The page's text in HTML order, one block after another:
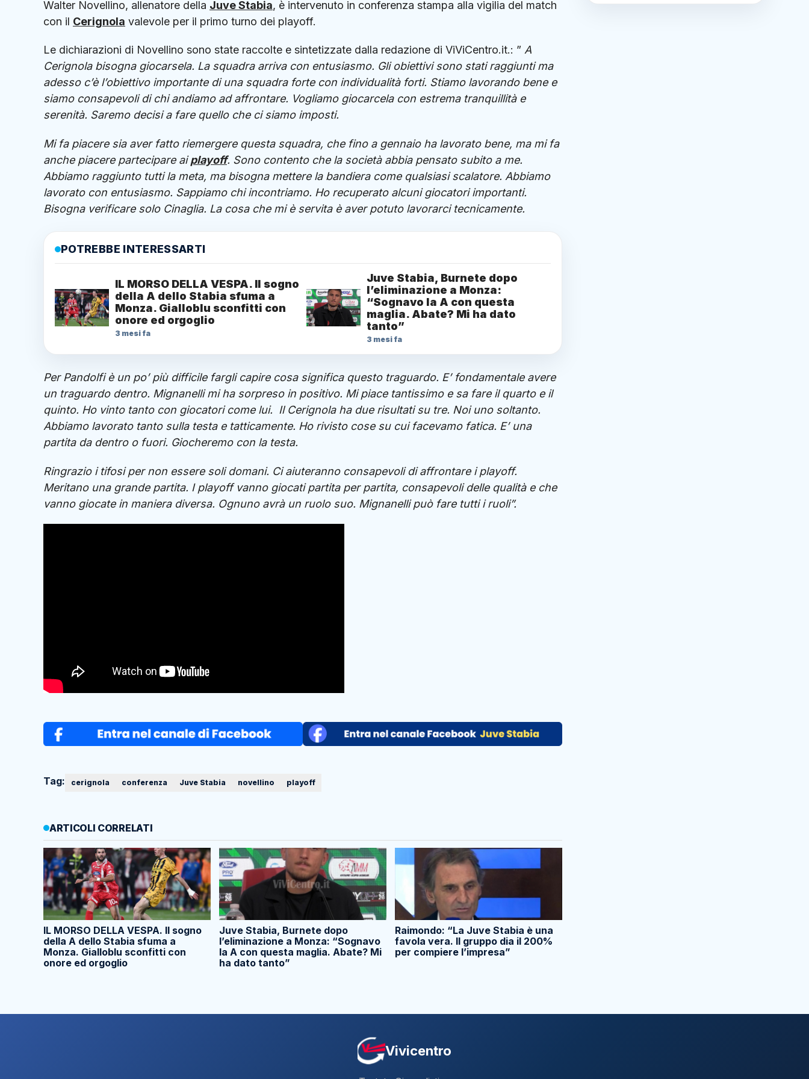
Walter Novellino, allenatore della Juve Stabia, è intervenuto in conferenza stampa alla vigilia del match
con il Cerignola valevole per il primo turno dei playoff.
Le dichiarazioni di Novellino sono state raccolte e sintetizzate dalla redazione di ViViCentro.it.: ” A
Cerignola bisogna giocarsela. La squadra arriva con entusiasmo. Gli obiettivi sono stati raggiunti ma
adesso c’è l’obiettivo importante di una squadra forte con individualità forti. Stiamo lavorando bene e
siamo consapevoli di chi andiamo ad affrontare. Vogliamo giocarcela con estrema tranquillità e
serenità. Saremo decisi a fare quello che ci siamo imposti.
Mi fa piacere sia aver fatto riemergere questa squadra, che fino a gennaio ha lavorato bene, ma mi fa
anche piacere partecipare aiplayoff. Sono contento che la società abbia pensato subito a me.
Abbiamo raggiunto tutti la meta, ma bisogna mettere la bandiera come qualsiasi scalatore. Abbiamo
lavorato con entusiasmo. Sappiamo chi incontriamo. Ho recuperato alcuni giocatori importanti.
Bisogna verificare solo Cinaglia. La cosa che mi è servita è aver potuto lavorarci tecnicamente.
POTREBBE INTERESSARTI
IL MORSO DELLA VESPA. Il sogno
della A dello Stabia sfuma a
Monza. Gialloblu sconfitti con
onore ed orgoglio
3 mesi fa
Juve Stabia, Burnete dopo
l’eliminazione a Monza:
“Sognavo la A con questa
maglia. Abate? Mi ha dato
tanto”
3 mesi fa
Per Pandolfi è un po’ più difficile fargli capire cosa significa questo traguardo. E’ fondamentale avere
un traguardo dentro. Mignanelli mi ha sorpreso in positivo. Mi piace tantissimo e sa fare il quarto e il
quinto. Ho vinto tanto con giocatori come lui. Il Cerignola ha due risultati su tre. Noi uno soltanto.
Abbiamo lavorato tanto sulla testa e tatticamente. Ho rivisto cose su cui facevamo fatica. E’ una
partita da dentro o fuori. Giocheremo con la testa.
Ringrazio i tifosi per non essere soli domani. Ci aiuteranno consapevoli di affrontare i playoff.
Meritano una grande partita. I playoff vanno giocati partita per partita, consapevoli delle qualità e che
vanno giocate in maniera diversa. Ognuno avrà un ruolo suo. Mignanelli può fare tutti i ruoli”.
Tag: cerignola conferenza Juve Stabia novellino playoff
ARTICOLI CORRELATI
IL MORSO DELLA VESPA. Il sogno
della A dello Stabia sfuma a
Monza. Gialloblu sconfitti con
onore ed orgoglio
Juve Stabia, Burnete dopo
l’eliminazione a Monza: “Sognavo
la A con questa maglia. Abate? Mi
ha dato tanto”
Raimondo: “La Juve Stabia è una
favola vera. Il gruppo dia il 200%
per compiere l’impresa”
Vivicentro